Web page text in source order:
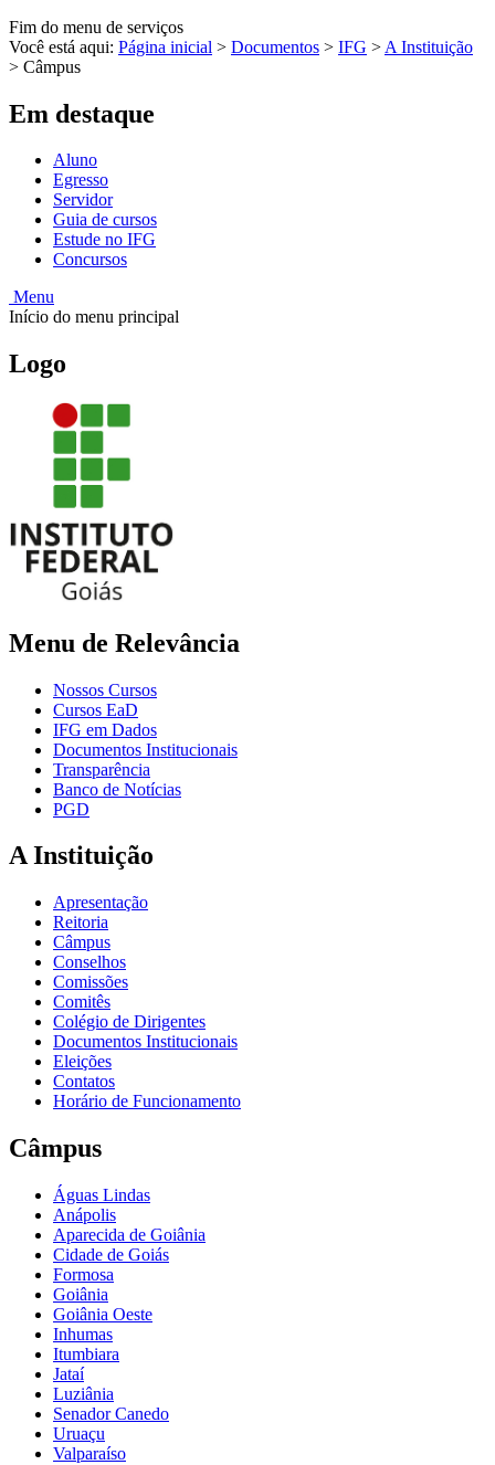
Fim do menu de serviços
Você está aqui: Página inicial > Documentos > IFG > A Instituição
> Câmpus
Em destaque
Aluno
Egresso
Servidor
Guia de cursos
Estude no IFG
Concursos
Menu
Início do menu principal
Logo
Menu de Relevância
Nossos Cursos
Cursos EaD
IFG em Dados
Documentos Institucionais
Transparência
Banco de Notícias
PGD
A Instituição
Apresentação
Reitoria
Câmpus
Conselhos
Comissões
Comitês
Colégio de Dirigentes
Documentos Institucionais
Eleições
Contatos
Horário de Funcionamento
Câmpus
Águas Lindas
Anápolis
Aparecida de Goiânia
Cidade de Goiás
Formosa
Goiânia
Goiânia Oeste
Inhumas
Itumbiara
Jataí
Luziânia
Senador Canedo
Uruaçu
Valparaíso